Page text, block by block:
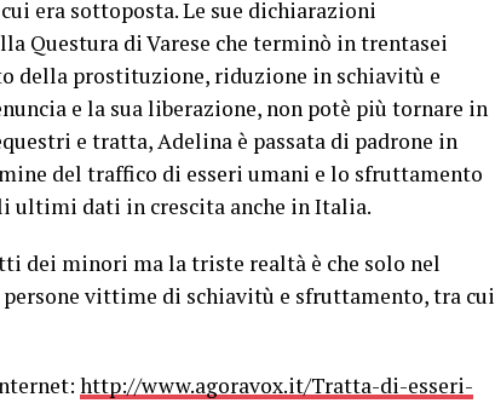
era sottoposta. Le sue dichiarazioni
Questura di Varese che terminò in trentasei
della prostituzione, riduzione in schiavitù e
e la sua liberazione, non potè più tornare in
e tratta, Adelina è passata di padrone in
del traffico di esseri umani e lo sfruttamento
ultimi dati in crescita anche in Italia.
dei minori ma la triste realtà è che solo nel
persone vittime di schiavitù e sfruttamento, tra cui
http://www.agoravox.it/Tratta-di-esseri-